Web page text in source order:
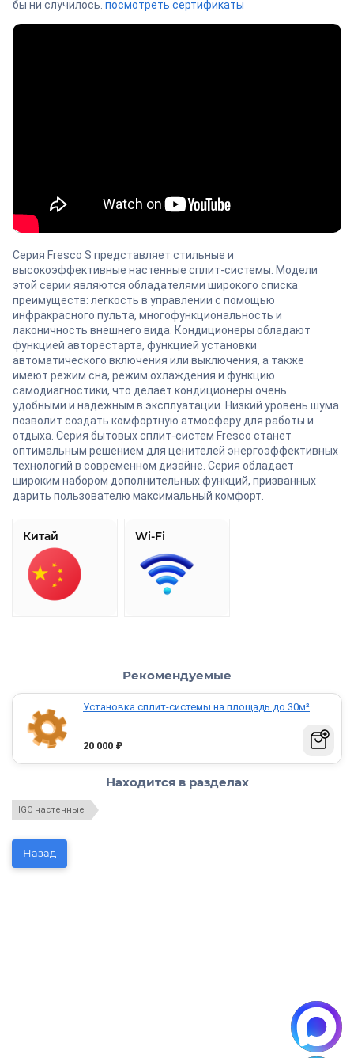
бы ни случилось. посмотреть сертификаты
Серия Fresco S представляет стильные и
высокоэффективные настенные сплит-системы. Модели
этой серии являются обладателями широкого списка
преимуществ: легкость в управлении с помощью
инфракрасного пульта, многофункциональность и
лаконичность внешнего вида. Кондиционеры обладают
функцией авторестарта, функцией установки
автоматического включения или выключения, а также
имеют режим сна, режим охлаждения и функцию
самодиагностики, что делает кондиционеры очень
удобными и надежным в эксплуатации. Низкий уровень шума
позволит создать комфортную атмосферу для работы и
отдыха. Серия бытовых сплит-систем Fresco станет
оптимальным решением для ценителей энергоэффективных
технологий в современном дизайне. Серия обладает
широким набором дополнительных функций, призванных
дарить пользователю максимальный комфорт.
Китай Wi-Fi
Рекомендуемые
Установка сплит-системы на площадь до 30м²
20 000 ₽
Находится в разделах
IGC настенные
Назад